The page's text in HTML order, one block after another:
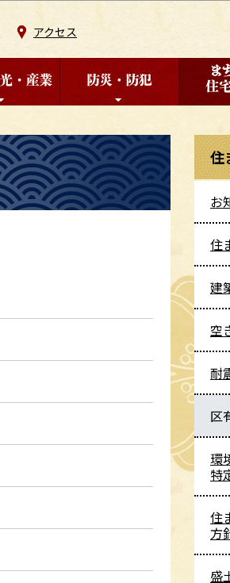
アクセス
住
お
住
建
空
耐
区
環
特
住
方
盛